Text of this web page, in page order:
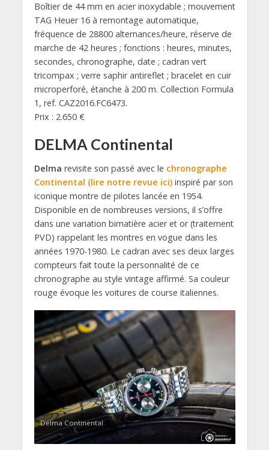
Boîtier de 44 mm en acier inoxydable ; mouvement
TAG Heuer 16 à remontage automatique,
fréquence de 28800 alternances/heure, réserve de
marche de 42 heures ; fonctions : heures, minutes,
secondes, chronographe, date ; cadran vert
tricompax ; verre saphir antireflet ; bracelet en cuir
microperforé, étanche à 200 m. Collection Formula
1, ref. CAZ2016.FC6473.
Prix : 2.650 €
DELMA Continental
Delma revisite son passé avec le chronographe
Continental (lire notre revue ici)inspiré par son
iconique montre de pilotes lancée en 1954.
Disponible en de nombreuses versions, il s’offre
dans une variation bimatière acier et or (traitement
PVD) rappelant les montres en vogue dans les
années 1970-1980. Le cadran avec ses deux larges
compteurs fait toute la personnalité de ce
chronographe au style vintage affirmé. Sa couleur
rouge évoque les voitures de course italiennes.
Delma Continental